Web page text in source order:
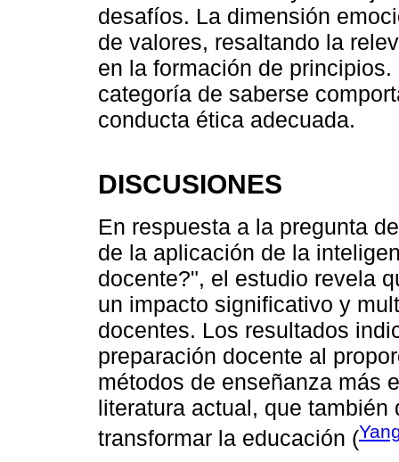
desafíos. La dimensión
de valores, resaltando la
en la formación de
categoría de saberse
conducta ética adecuada.
DISCUSIONES
En respuesta a la pregunta
de la aplicación de la
docente?", el estudio revela
un impacto significativo y
docentes. Los resultados
preparación docente al
métodos de enseñanza más
literatura actual, que
transformar la educación (